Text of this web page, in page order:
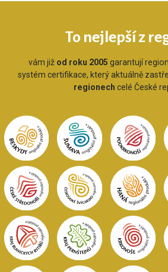
To nejlepší z
vám již od roku 2005 garantují
systém certifikace, který aktuálně
regionech celé České